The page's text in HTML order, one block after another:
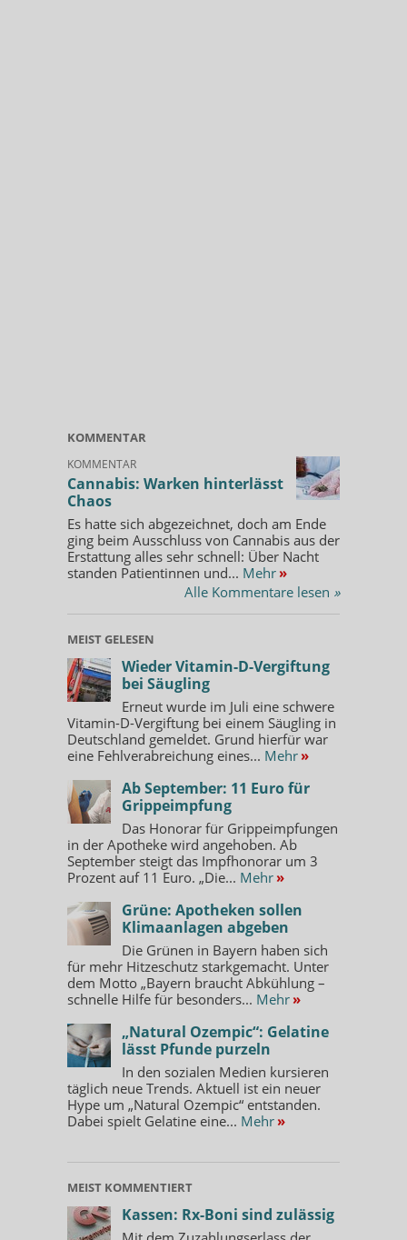
KOMMENTAR
KOMMENTAR
Cannabis: Warken hinterlässt
Chaos
Es hatte sich abgezeichnet, doch am Ende
ging beim Ausschluss von Cannabis aus der
Erstattung alles sehr schnell: Über Nacht
standen Patientinnen und... Mehr »
Alle Kommentare lesen »
MEIST GELESEN
Wieder Vitamin-D-Vergiftung
bei Säugling
Erneut wurde im Juli eine schwere
Vitamin-D-Vergiftung bei einem Säugling in
Deutschland gemeldet. Grund hierfür war
eine Fehlverabreichung eines... Mehr »
Ab September: 11 Euro für
Grippeimpfung
Das Honorar für Grippeimpfungen
in der Apotheke wird angehoben. Ab
September steigt das Impfhonorar um 3
Prozent auf 11 Euro. „Die... Mehr »
Grüne: Apotheken sollen
Klimaanlagen abgeben
Die Grünen in Bayern haben sich
für mehr Hitzeschutz starkgemacht. Unter
dem Motto „Bayern braucht Abkühlung –
schnelle Hilfe für besonders... Mehr »
„Natural Ozempic“: Gelatine
lässt Pfunde purzeln
In den sozialen Medien kursieren
täglich neue Trends. Aktuell ist ein neuer
Hype um „Natural Ozempic“ entstanden.
Dabei spielt Gelatine eine... Mehr »
MEIST KOMMENTIERT
Kassen: Rx-Boni sind zulässig